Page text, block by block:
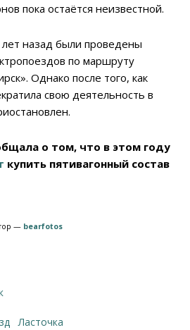
пока остаётся неизвестной.
назад были проведены
по маршруту
Однако после того, как
свою деятельность в
о том, что в этом году
купить пятивагонный состав
— bearfotos
ласточка